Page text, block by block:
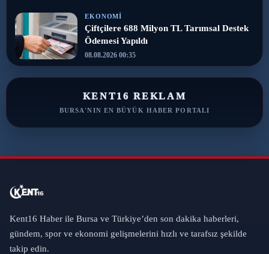
EKONOMI
Çiftçilere 688 Milyon TL Tarımsal Destek
Ödemesi Yapıldı
08.08.2026 00:35
KENT16 REKLAM
BURSA'NIN EN BÜYÜK HABER PORTALI
Kent16 Haber ile Bursa ve Türkiye’den son dakika haberleri,
gündem, spor ve ekonomi gelişmelerini hızlı ve tarafsız şekilde
takip edin.